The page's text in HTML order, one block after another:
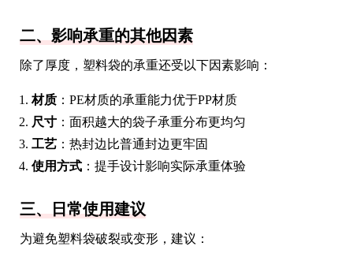
二、影响承重的其他因素
除了厚度，塑料袋的承重还受以下因素影响：
材质 ：PE材质的承重能力优于PP材质
尺寸 ：面积越大的袋子承重分布更均匀
工艺 ：热封边比普通封边更牢固
使用方式 ：提手设计影响实际承重体验
三、日常使用建议
为避免塑料袋破裂或变形，建议：